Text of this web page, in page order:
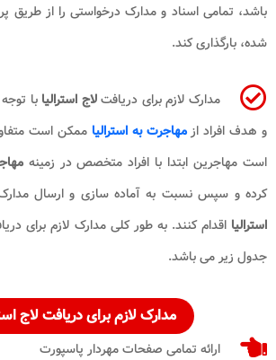
باشد، تمامی اسناد و مدارک درخواستی را از طریق
شده، بارگذاری کند.
مدارک لازم برای دریافتلاج استرالیا با
و هدف‌ افراد ازمهاجرت به استرالیا ممکن است
است مهاجرین ابتدا با افراد متخصص در زمینه
کرده و سپس نسبت به آماده سازی و ارسال
استرالیا اقدام کنند. به طور کلی مدارک لازم برای
جدول زیر می باشد.
مدارک لازم برای دریافت لاج
ارائه تمامی صفحات مهردار پاسپورت